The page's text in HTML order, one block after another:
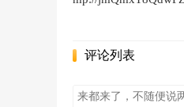
评论列表